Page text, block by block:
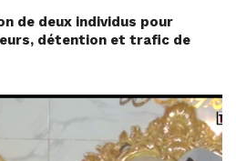
de deux individus pour
détention et trafic de